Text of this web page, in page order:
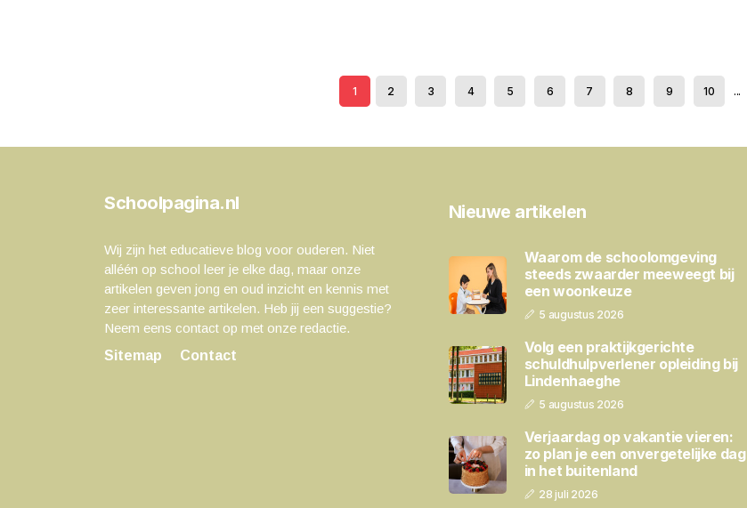
1 2 3 4 5 6 7 8 9 10 ...
Schoolpagina.nl
Wij zijn het educatieve blog voor ouderen. Niet
alléén op school leer je elke dag, maar onze
artikelen geven jong en oud inzicht en kennis met
zeer interessante artikelen. Heb jij een suggestie?
Neem eens contact op met onze redactie.
Sitemap
Contact
Nieuwe artikelen
Waarom de schoolomgeving
steeds zwaarder meeweegt bij
een woonkeuze
5 augustus 2026
Volg een praktijkgerichte
schuldhulpverlener opleiding bij
Lindenhaeghe
5 augustus 2026
Verjaardag op vakantie vieren:
zo plan je een onvergetelijke dag
in het buitenland
28 juli 2026